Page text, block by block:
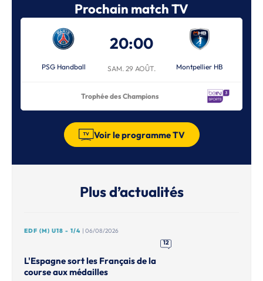
Prochain match TV
PSG Handball
20:00
SAM. 29 AOÛT. Montpellier HB
Trophée des Champions
Voir le programme TV
Plus d’actualités
EDF (M) U18 - 1/4 | 06/08/2026
12
L'Espagne sort les Français de la
course aux médailles